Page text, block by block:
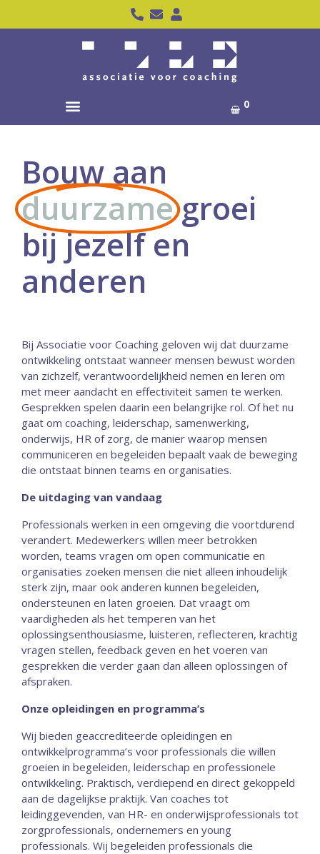
0
Bouw aan
duurzame groei
bij jezelf en
anderen
Bij Associatie voor Coaching geloven wij dat duurzame
ontwikkeling ontstaat wanneer mensen bewust worden
van zichzelf, verantwoordelijkheid nemen en leren om
met meer aandacht en effectiviteit samen te werken.
Gesprekken spelen daarin een belangrijke rol. Of het nu
gaat om coaching, leiderschap, samenwerking,
onderwijs, HR of zorg, de manier waarop mensen
communiceren en begeleiden bepaalt vaak de beweging
die ontstaat binnen teams en organisaties.
De uitdaging van vandaag
Professionals werken in een omgeving die voortdurend
verandert. Medewerkers willen meer betrokken
worden, teams vragen om open communicatie en
organisaties zoeken mensen die niet alleen inhoudelijk
sterk zijn, maar ook anderen kunnen begeleiden,
ondersteunen en laten groeien. Dat vraagt om
vaardigheden als het temperen van het
oplossingsenthousiasme, luisteren, reflecteren, krachtig
vragen stellen, feedback geven en het voeren van
gesprekken die verder gaan dan alleen oplossingen of
afspraken.
Onze opleidingen en programma’s
Wij bieden geaccrediteerde opleidingen en
ontwikkelprogramma’s voor professionals die willen
groeien in begeleiden, leiderschap en professionele
ontwikkeling. Praktisch, verdiepend en direct gekoppeld
aan de dagelijkse praktijk. Van coaches tot
leidinggevenden, van HR- en onderwijsprofessionals tot
zorgprofessionals, ondernemers en young
professionals. Wij begeleiden professionals die